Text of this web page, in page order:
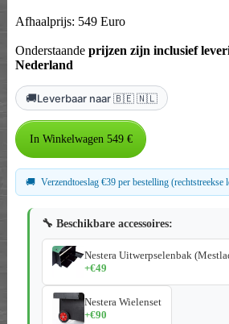
Afhaalprijs: 549 Euro
Onderstaande prijzen zijn inclusief
Nederland
🚚Leverbaar naar 🇧🇪 🇳🇱
🚚 Verzendtoeslag €39 per bestelling (rechtstreekse
🔧 Beschikbare accessoires:
Nestera Uitwerpselenbak
+€49
Nestera Wielenset
+€90